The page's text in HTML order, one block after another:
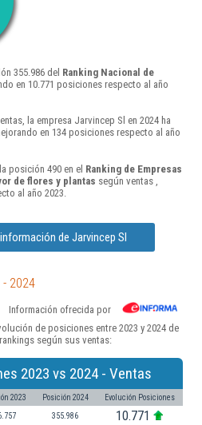
355.986 del Ranking Nacional de
en 10.771 posiciones respecto al año
la empresa Jarvincep Sl en 2024 ha
en 134 posiciones respecto al año
posición 490 en el Ranking de Empresas
de flores y plantas según ventas ,
al año 2023.
de Jarvincep Sl
2024
Información ofrecida por
de posiciones entre 2023 y 2024 de
según sus ventas:
2023 vs 2024 - Ventas
2023 Posición 2024 Evolución Posiciones
355.986 10.771